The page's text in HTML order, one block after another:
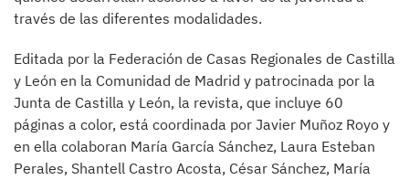
través de las diferentes modalidades.
Editada por la Federación de Casas Regionales de Castilla
y León en la Comunidad de Madrid y patrocinada por la
Junta de Castilla y León, la revista, que incluye 60
páginas a color, está coordinada por Javier Muñoz Royo y
en ella colaboran María García Sánchez, Laura Esteban
Perales, Shantell Castro Acosta, César Sánchez, María